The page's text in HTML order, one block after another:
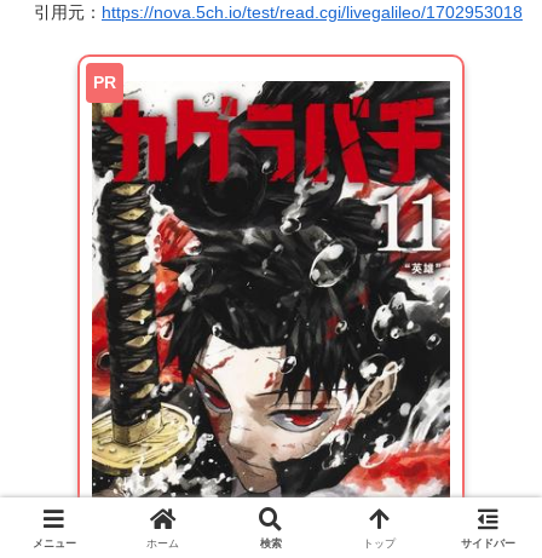
引用元： https://nova.5ch.io/test/read.cgi/livegalileo/1702953018
PR
メニュー ホーム 検索 トップ サイドバー